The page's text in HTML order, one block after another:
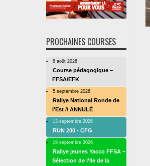
PROCHAINES COURSES
8 août 2026
Course pédagogique –
FFSA/EFK
5 septembre 2026
Rallye National Ronde de
l'Est // ANNULÉ
13 septembre 2026
RUN 200 - CFG
19 septembre 2026
Rallye jeunes Yacco FFSA –
Sélection de l’Ile de la